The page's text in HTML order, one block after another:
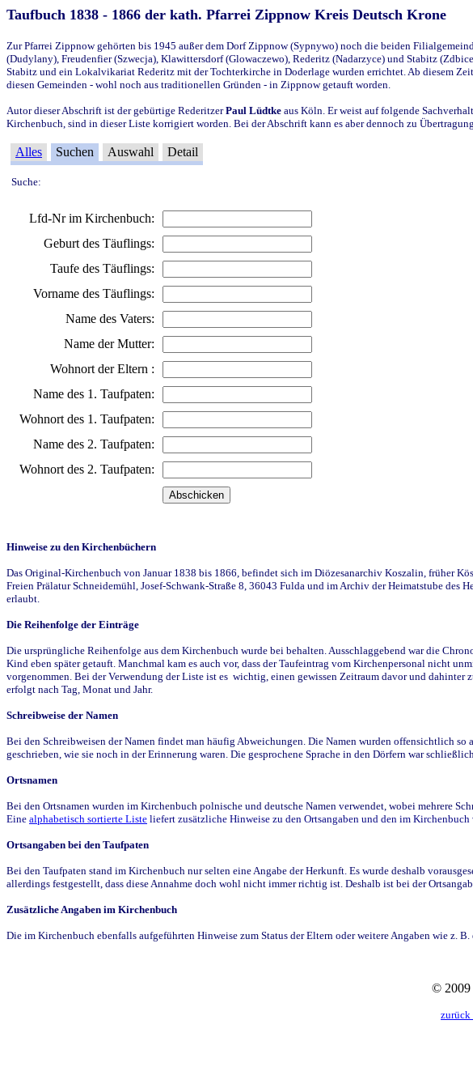
Taufbuch 1838 - 1866 der kath. Pfarrei Zippnow Kreis Deutsch Krone
Zur Pfarrei Zippnow gehörten bis 1945 außer dem Dorf Zippnow (Sypnywo) noch die beiden
(Dudylany), Freudenfier (Szwecja), Klawittersdorf (Glowaczewo), Rederitz (Nadarzyce) und Stabitz
Stabitz und ein Lokalvikariat Rederitz mit der Tochterkirche in Doderlage wurden errichtet. Ab diesem
diesen Gemeinden - wohl noch aus traditionellen Gründen - in Zippnow getauft worden.
Autor dieser Abschrift ist der gebürtige RederitzerPaul Lüdtke aus Köln. Er weist auf folgende
Kirchenbuch, sind in dieser Liste korrigiert worden. Bei der Abschrift kann es aber dennoch zu
Alles Suchen Auswahl Detail
Suche:
Lfd-Nr im Kirchenbuch:
Geburt des Täuflings:
Taufe des Täuflings:
Vorname des Täuflings:
Name des Vaters:
Name der Mutter:
Wohnort der Eltern :
Name des 1. Taufpaten:
Wohnort des 1. Taufpaten:
Name des 2. Taufpaten:
Wohnort des 2. Taufpaten:
Hinweise zu den Kirchenbüchern
Das Original-Kirchenbuch von Januar 1838 bis 1866, befindet sich im Diözesanarchiv Koszalin, früher
Freien Prälatur Schneidemühl, Josef-Schwank-Straße 8, 36043 Fulda und im Archiv der Heimatstube
erlaubt.
Die Reihenfolge der Einträge
Die ursprüngliche Reihenfolge aus dem Kirchenbuch wurde bei behalten. Ausschlaggebend war die
Kind eben später getauft. Manchmal kam es auch vor, dass der Taufeintrag vom Kirchenpersonal nicht
vorgenommen. Bei der Verwendung der Liste ist es wichtig, einen gewissen Zeitraum davor und
erfolgt nach Tag, Monat und Jahr.
Schreibweise der Namen
Bei den Schreibweisen der Namen findet man häufig Abweichungen. Die Namen wurden offensichtlich so
geschrieben, wie sie noch in der Erinnerung waren. Die gesprochene Sprache in den Dörfern war
Ortsnamen
Bei den Ortsnamen wurden im Kirchenbuch polnische und deutsche Namen verwendet, wobei mehrere
Eine alphabetisch sortierte Liste liefert zusätzliche Hinweise zu den Ortsangaben und den im Kirchenbuch
Ortsangaben bei den Taufpaten
Bei den Taufpaten stand im Kirchenbuch nur selten eine Angabe der Herkunft. Es wurde deshalb
allerdings festgestellt, dass diese Annahme doch wohl nicht immer richtig ist. Deshalb ist bei der
Zusätzliche Angaben im Kirchenbuch
Die im Kirchenbuch ebenfalls aufgeführten Hinweise zum Status der Eltern oder weitere Angaben wie z.
© 2009
zurück